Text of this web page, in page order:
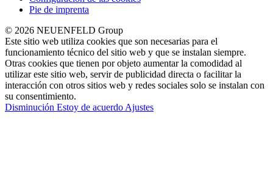
Pie de imprenta
© 2026 NEUENFELD Group
Este sitio web utiliza cookies que son necesarias para el
funcionamiento técnico del sitio web y que se instalan siempre.
Otras cookies que tienen por objeto aumentar la comodidad al
utilizar este sitio web, servir de publicidad directa o facilitar la
interacción con otros sitios web y redes sociales solo se instalan con
su consentimiento.
Disminución Estoy de acuerdo Ajustes